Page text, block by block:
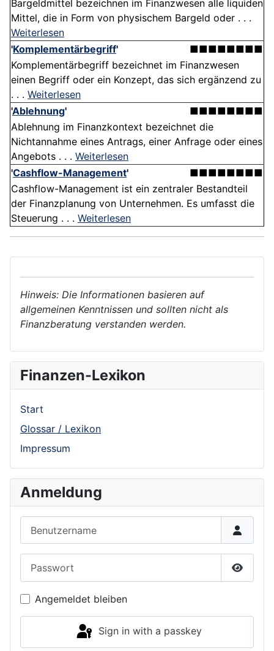
Bargeldmittel bezeichnen im Finanzwesen alle liquiden
Mittel, die in Form von physischem Bargeld oder . . .
Weiterlesen
'Komplementärbegriff'
■■■■■■■■
Komplementärbegriff bezeichnet im Finanzwesen
einen Begriff oder ein Konzept, das sich ergänzend zu
. . . Weiterlesen
'Ablehnung'
■■■■■■■■
Ablehnung im Finanzkontext bezeichnet die
Nichtannahme eines Antrags, einer Anfrage oder eines
Angebots . . . Weiterlesen
'Cashflow-Management'
■■■■■■■■
Cashflow-Management ist ein zentraler Bestandteil
der Finanzplanung von Unternehmen. Es umfasst die
Steuerung . . . Weiterlesen
Hinweis: Die Informationen basieren auf
allgemeinen Kenntnissen und sollten nicht als
Finanzberatung verstanden werden.
Finanzen-Lexikon
Start
Glossar / Lexikon
Impressum
Anmeldung
Show
Angemeldet bleiben
Sign in with a passkey